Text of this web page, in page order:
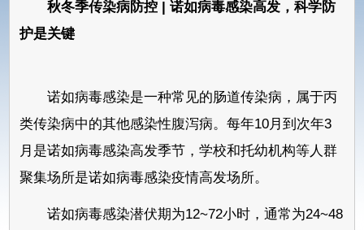
秋冬季传染病防控 | 诺如病毒感染高发，科学防
护是关键
诺如病毒感染是一种常见的肠道传染病，属于丙
类传染病中的其他感染性腹泻病。每年10月到次年3
月是诺如病毒感染高发季节，学校和托幼机构等人群
聚集场所是诺如病毒感染疫情高发场所。
诺如病毒感染潜伏期为12~72小时，通常为24~48